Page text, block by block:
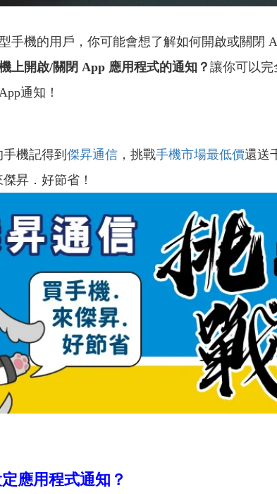
機的用戶，你可能會想了解如何開啟或關閉
上開啟/關閉 App 應用程式的通知？ 讓你可以
通知！
機記得到 傑昇通信 ，挑戰手機市場最低價還送
昇．好節省！
應用程式通知？